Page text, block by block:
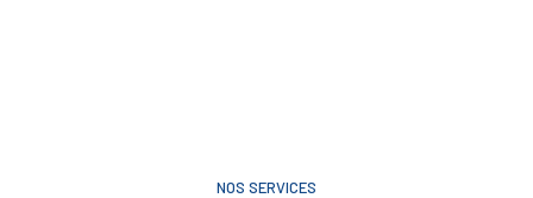
NOS SERVICES